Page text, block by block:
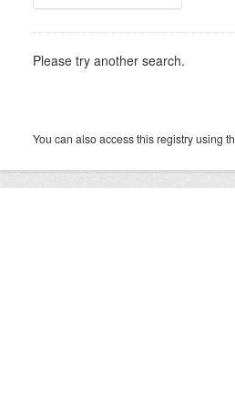
Please try another search.
You can also access this registry using